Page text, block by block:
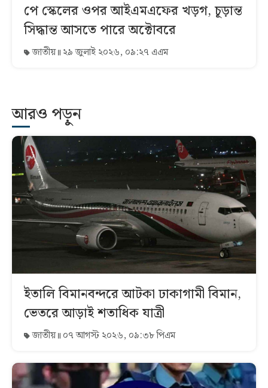
পে স্কেলের ওপর আইএমএফের খড়গ, চূড়ান্ত
সিদ্ধান্ত আসতে পারে অক্টোবরে
জাতীয় ২৯ জুলাই ২০২৬, ০৯:২৭ এএম
আরও পড়ুন
ইতালি বিমানবন্দরে আটকা ঢাকাগামী বিমান,
ভেতরে আড়াই শতাধিক যাত্রী
জাতীয় ০৭ আগস্ট ২০২৬, ০৯:৩৮ পিএম